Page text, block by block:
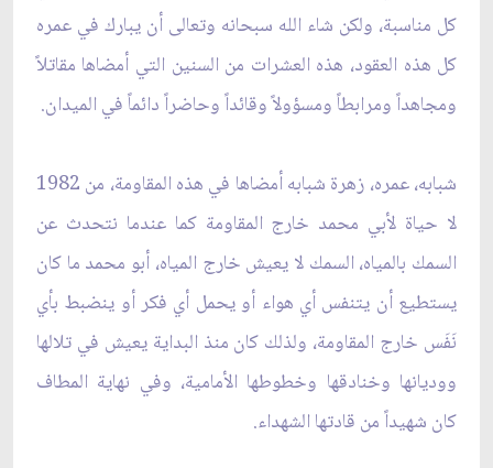
كل مناسبة، ولكن شاء الله سبحانه وتعالى أن يبارك في عمره
كل هذه العقود، هذه العشرات من السنين التي أمضاها مقاتلاً
ومجاهداً ومرابطاً ومسؤولاً وقائداً وحاضراً دائماً في الميدان.
شبابه، عمره، زهرة شبابه أمضاها في هذه المقاومة، من 1982
لا حياة لأبي محمد خارج المقاومة كما عندما نتحدث عن
السمك بالمياه، السمك لا يعيش خارج المياه، أبو محمد ما كان
يستطيع أن يتنفس أي هواء أو يحمل أي فكر أو ينضبط بأي
نَفَس خارج المقاومة، ولذلك كان منذ البداية يعيش في تلالها
ووديانها وخنادقها وخطوطها الأمامية، وفي نهاية المطاف
كان شهيداً من قادتها الشهداء.